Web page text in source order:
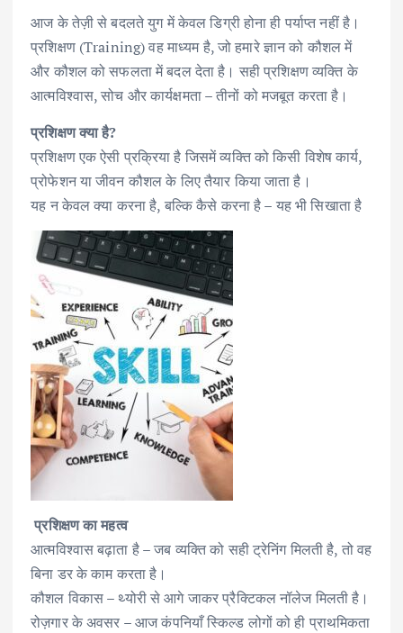
आज के तेज़ी से बदलते युग में केवल डिग्री होना ही पर्याप्त नहीं है।
प्रशिक्षण (Training) वह माध्यम है, जो हमारे ज्ञान को कौशल में
और कौशल को सफलता में बदल देता है। सही प्रशिक्षण व्यक्ति के
आत्मविश्वास, सोच और कार्यक्षमता – तीनों को मजबूत करता है।
प्रशिक्षण क्या है?
प्रशिक्षण एक ऐसी प्रक्रिया है जिसमें व्यक्ति को किसी विशेष कार्य,
प्रोफेशन या जीवन कौशल के लिए तैयार किया जाता है।
यह न केवल क्या करना है, बल्कि कैसे करना है – यह भी सिखाता है
प्रशिक्षण का महत्व
आत्मविश्वास बढ़ाता है – जब व्यक्ति को सही ट्रेनिंग मिलती है, तो वह
बिना डर के काम करता है।
कौशल विकास – थ्योरी से आगे जाकर प्रैक्टिकल नॉलेज मिलती है।
रोज़गार के अवसर – आज कंपनियाँ स्किल्ड लोगों को ही प्राथमिकता